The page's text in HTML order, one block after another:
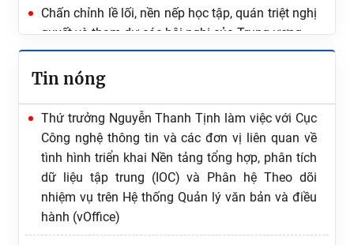
Chấn chỉnh lề lối, nền nếp học tập, quán triệt nghị
quyết và tham dự các hội nghị của Trung ương
Tin nóng
bộ là thân nhân thương binh nhân kỷ niệm 79
Công nghệ thông tin và các đơn vị liên quan về
tình hình triển khai Nền tảng tổng hợp, phân tích
dữ liệu tập trung (IOC) và Phân hệ Theo dõi
nhiệm vụ trên Hệ thống Quản lý văn bản và điều
hành (vOffice)
Tri ân quá khứ - Vững bước tương lai: Tiếp nối